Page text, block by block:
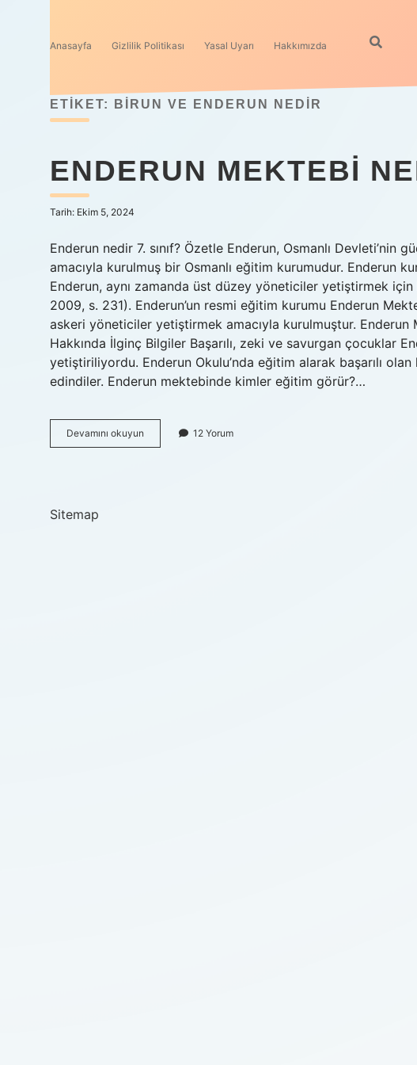
Anasayfa Gizlilik Politikası Yasal Uyarı Hakkımızda
ETIKET: BIRUN VE ENDERUN NEDIR
ENDERUN MEKTEBI
Tarih: Ekim 5, 2024
Enderun nedir 7. sınıf? Özetle Enderun, Osmanlı
amacıyla kurulmuş bir Osmanlı eğitim kurumudur. Enderun
Enderun, aynı zamanda üst düzey yöneticiler yetiştirmek için
2009, s. 231). Enderun’un resmi eğitim kurumu Enderun
askeri yöneticiler yetiştirmek amacıyla kurulmuştur.
Hakkında İlginç Bilgiler Başarılı, zeki ve savurgan çocuklar
yetiştiriliyordu. Enderun Okulu’nda eğitim alarak başarılı
edindiler. Enderun mektebinde kimler eğitim görür?…
Devamını okuyun Enderun
Mektebi
12 Yorum
Sitemap